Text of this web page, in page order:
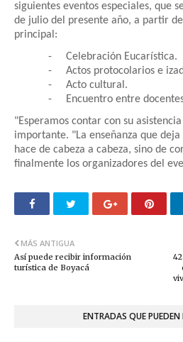
siguientes eventos especiales, que
de julio del presente año, a partir
principal:
-
Celebración Eucarística.
-
Actos protocolarios e
-
Acto cultural.
-
Encuentro entre
"Esperamos contar con su
importante. "La enseñanza que
hace de cabeza a cabeza, sino de
finalmente los organizadores del
MÁS ANTIGUA
Así puede recibir información
turística de Boyacá
ENTRADAS QUE PUEDEN